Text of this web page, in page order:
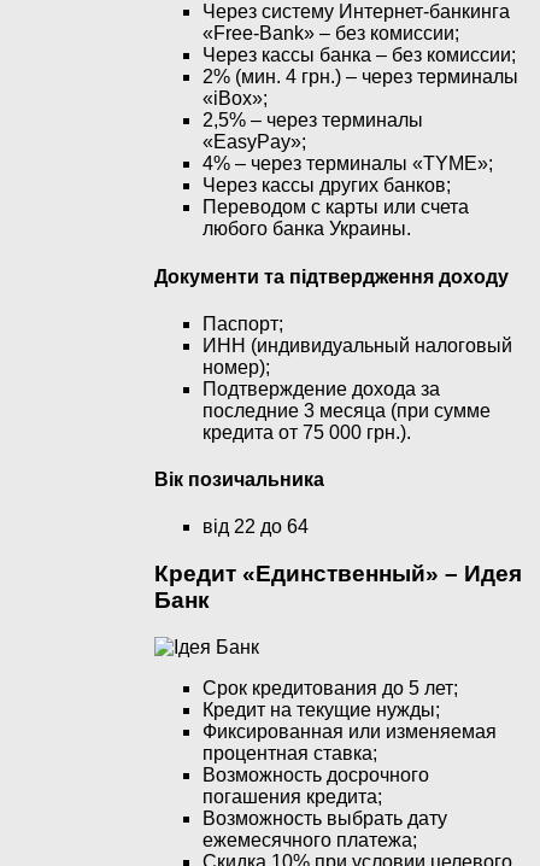
Через систему Интернет-банкинга
«Free-Bank» – без комиссии;
Через кассы банка – без комиссии;
2% (мин. 4 грн.) – через терминалы
«iBox»;
2,5% – через терминалы
«EasyPay»;
4% – через терминалы «TYME»;
Через кассы других банков;
Переводом с карты или счета
любого банка Украины.
Документи та підтвердження доходу
Паспорт;
ИНН (индивидуальный налоговый
номер);
Подтверждение дохода за
последние 3 месяца (при сумме
кредита от 75 000 грн.).
Вік позичальника
від 22 до 64
Кредит «Единственный» – Идея
Банк
Срок кредитования до 5 лет;
Кредит на текущие нужды;
Фиксированная или изменяемая
процентная ставка;
Возможность досрочного
погашения кредита;
Возможность выбрать дату
ежемесячного платежа;
Скидка 10% при условии целевого